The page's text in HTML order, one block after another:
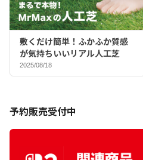
敷くだけ簡単！ふかふか質感
が気持ちいいリアル人工芝
2025/08/18
予約販売受付中